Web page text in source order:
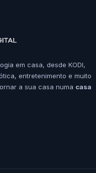
em casa, desde KODI,
entretenimento e muito
a sua casa numa casa